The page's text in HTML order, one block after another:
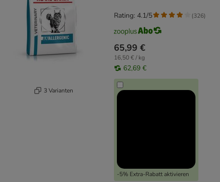
3 Varianten
65,99 €
16,50 € / kg
62,69 €
-5% Extra-Rabatt aktivieren
Rating: 4.1/5 (326)